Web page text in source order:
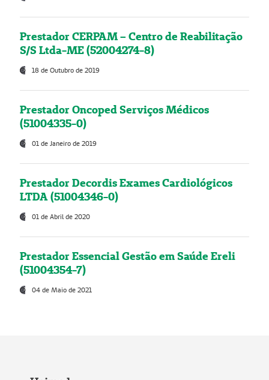
Prestador CERPAM – Centro de Reabilitação
S/S Ltda-ME (52004274-8)
18 de Outubro de 2019
Prestador Oncoped Serviços Médicos
(51004335-0)
01 de Janeiro de 2019
Prestador Decordis Exames Cardiológicos
LTDA (51004346-0)
01 de Abril de 2020
Prestador Essencial Gestão em Saúde Ereli
(51004354-7)
04 de Maio de 2021